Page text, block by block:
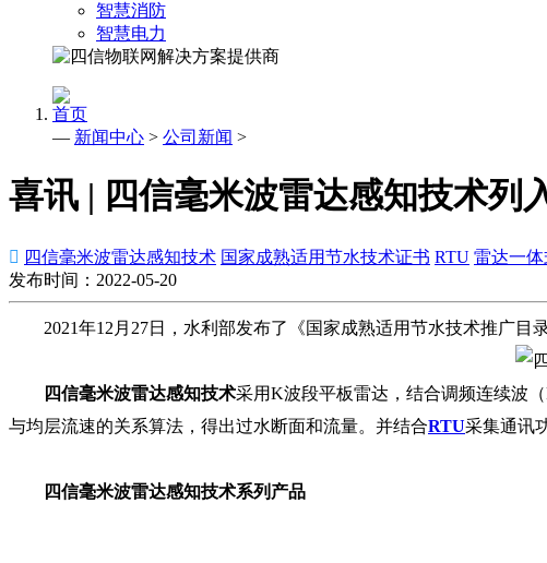
智慧消防
智慧电力
首页
— 新闻中心 > 公司新闻 >
喜讯 | 四信毫米波雷达感知技术列
 四信毫米波雷达感知技术 国家成熟适用节水技术证书 RTU 雷达一体
发布时间：2022-05-20
2021年12月27日，水利部发布了《国家成熟适用节水技术推广目
四信毫米波雷达感知技术采用K波段平板雷达，结合调频连续波
与均层流速的关系算法，得出过水断面和流量。并结合RTU采集通讯
四信毫米波雷达感知技术系列产品